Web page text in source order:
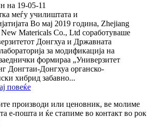
на 19-05-11
меѓу училиштата и
Во мај 2019 година, Zhejiang
Matericals Co., Ltd соработуваше
Донгхуа и Државната
за модификација на
формираа „Универзитет
Донгтаи-Донгхуа органско-
хибрид забавно...
повеќе
производи или ценовник, ве молиме
е-пошта и ќе стапиме во контакт во рок